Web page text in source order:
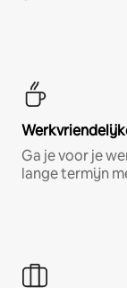
Ga je voor je
lange termijn